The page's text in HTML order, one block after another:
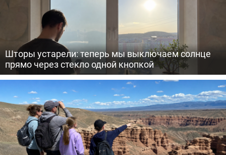
Шторы устарели: теперь мы выключаем солнце
прямо через стекло одной кнопкой